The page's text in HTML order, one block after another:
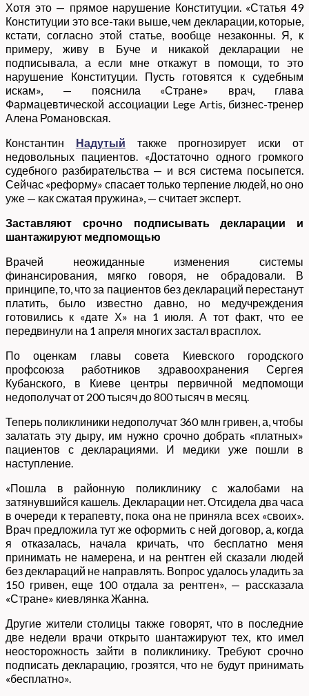
Хотя это — прямое нарушение Конституции. «Статья 49
Конституции это все-таки выше, чем декларации, которые,
кстати, согласно этой статье, вообще незаконны. Я, к
примеру, живу в Буче и никакой декларации не
подписывала, а если мне откажут в помощи, то это
нарушение Конституции. Пусть готовятся к судебным
искам», — пояснила «Стране» врач, глава
Фармацевтической ассоциации Lege Artis, бизнес-тренер
Алена Романовская.
Константин Надутый также прогнозирует иски от
недовольных пациентов. «Достаточно одного громкого
судебного разбирательства — и вся система посыпется.
Сейчас «реформу» спасает только терпение людей, но оно
уже — как сжатая пружина», — считает эксперт.
Заставляют срочно подписывать декларации и
шантажируют медпомощью
Врачей неожиданные изменения системы
финансирования, мягко говоря, не обрадовали. В
принципе, то, что за пациентов без деклараций перестанут
платить, было известно давно, но медучреждения
готовились к «дате Х» на 1 июля. А тот факт, что ее
передвинули на 1 апреля многих застал врасплох.
По оценкам главы совета Киевского городского
профсоюза работников здравоохранения Сергея
Кубанского, в Киеве центры первичной медпомощи
недополучат от 200 тысяч до 800 тысяч в месяц.
Теперь поликлиники недополучат 360 млн гривен, а, чтобы
залатать эту дыру, им нужно срочно добрать «платных»
пациентов с декларациями. И медики уже пошли в
наступление.
«Пошла в районную поликлинику с жалобами на
затянувшийся кашель. Декларации нет. Отсидела два часа
в очереди к терапевту, пока она не приняла всех «своих».
Врач предложила тут же оформить с ней договор, а, когда
я отказалась, начала кричать, что бесплатно меня
принимать не намерена, и на рентген ей сказали людей
без деклараций не направлять. Вопрос удалось уладить за
150 гривен, еще 100 отдала за рентген», — рассказала
«Стране» киевлянка Жанна.
Другие жители столицы также говорят, что в последние
две недели врачи открыто шантажируют тех, кто имел
неосторожность зайти в поликлинику. Требуют срочно
подписать декларацию, грозятся, что не будут принимать
«бесплатно».